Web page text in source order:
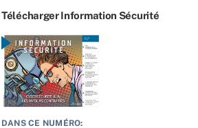
Télécharger Information Sécurité
DANS CE NUMÉRO: